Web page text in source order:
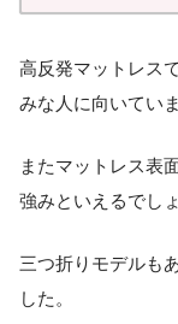
高反発マットレス
みな人に向いていま
またマットレス表
強みといえるでしょ
三つ折りモデルも
した。